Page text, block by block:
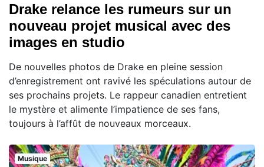
Drake relance les rumeurs sur un
nouveau projet musical avec des
images en studio
De nouvelles photos de Drake en pleine session
d’enregistrement ont ravivé les spéculations autour de
ses prochains projets. Le rappeur canadien entretient
le mystère et alimente l’impatience de ses fans,
toujours à l’affût de nouveaux morceaux.
Musique